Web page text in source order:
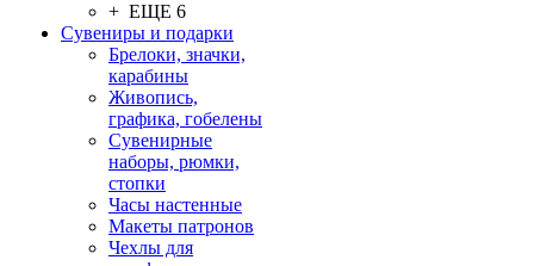
+ ЕЩЕ 6
Сувениры и подарки
Брелоки, значки,
карабины
Живопись,
графика, гобелены
Сувенирные
наборы, рюмки,
стопки
Часы настенные
Макеты патронов
Чехлы для